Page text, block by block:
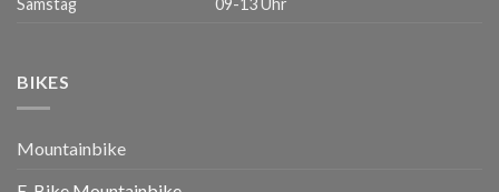
BIKES
Mountainbike